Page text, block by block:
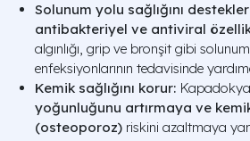
Solunum yolu sağlığını
antibakteriyel ve antiviral
algınlığı, grip ve bronşit gibi
enfeksiyonlarının tedavisinde
Kemik sağlığını korur:
yoğunluğunu artırmaya ve
(osteoporoz) riskini azaltmaya